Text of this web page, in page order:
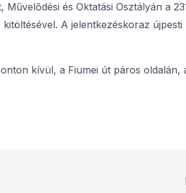
és Oktatási Osztályán a
kitöltésével. A jelentkezéskoraz újpesti
kívül, a Fiumei út páros oldalán,